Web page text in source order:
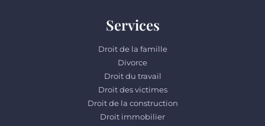
Services
Droit de la famille
Divorce
Droit du travail
Droit des victimes
Droit de la construction
Droit immobilier